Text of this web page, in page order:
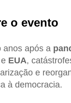
o evento
anos após a
EUA,
e
à democracia.